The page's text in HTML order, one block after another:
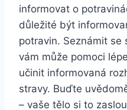
informovat o
důležité být
potravin. Seznámit se
vám může pomoci
učinit informovaná
stravy. Buďte
– vaše tělo si to